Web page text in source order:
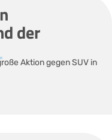
der
Aktion gegen SUV in